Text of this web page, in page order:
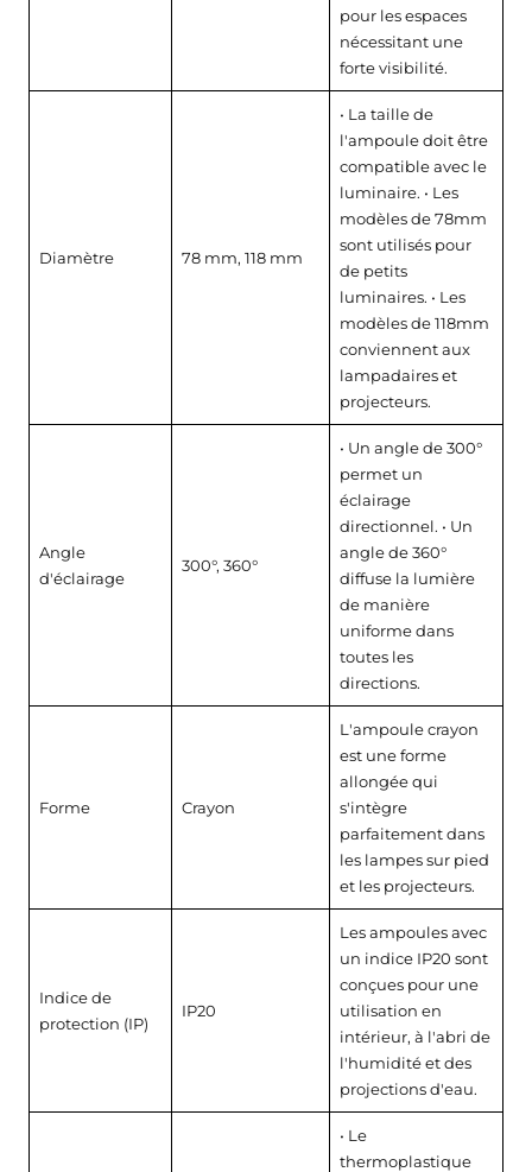
pour les espaces
nécessitant une
forte visibilité.
Diamètre 78 mm, 118 mm
• La taille de
l'ampoule doit être
compatible avec le
luminaire. • Les
modèles de 78mm
sont utilisés pour
de petits
luminaires. • Les
modèles de 118mm
conviennent aux
lampadaires et
projecteurs.
Angle
d'éclairage
300°, 360°
• Un angle de 300°
permet un
éclairage
directionnel. • Un
angle de 360°
diffuse la lumière
de manière
uniforme dans
toutes les
directions.
Forme Crayon
L'ampoule crayon
est une forme
allongée qui
s'intègre
parfaitement dans
les lampes sur pied
et les projecteurs.
Indice de
protection (IP)
IP20
Les ampoules avec
un indice IP20 sont
conçues pour une
utilisation en
intérieur, à l'abri de
l'humidité et des
projections d'eau.
• Le
thermoplastique